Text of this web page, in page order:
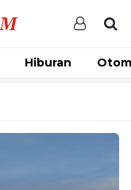
Hiburan